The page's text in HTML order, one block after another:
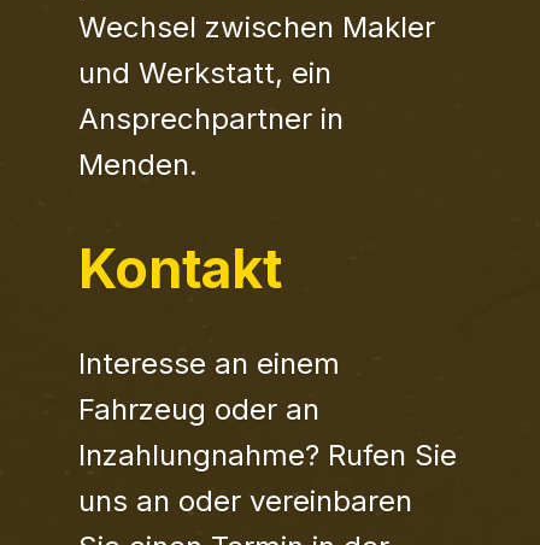
Wechsel zwischen Makler
und Werkstatt, ein
Ansprechpartner in
Menden.
Kontakt
Interesse an einem
Fahrzeug oder an
Inzahlungnahme? Rufen Sie
uns an oder vereinbaren